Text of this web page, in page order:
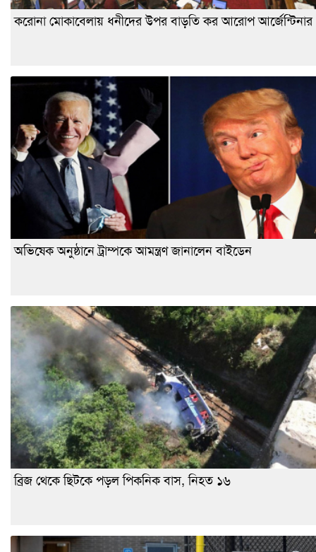
করোনা মোকাবেলায় ধনীদের উপর বাড়তি কর আরোপ আর্জেন্টিনার
অভিষেক অনুষ্ঠানে ট্রাম্পকে আমন্ত্রণ জানালেন বাইডেন
ব্রিজ থেকে ছিটকে পড়ল পিকনিক বাস, নিহত ১৬